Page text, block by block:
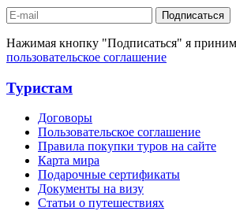
Подписаться
Нажимая кнопку "Подписаться" я
пользовательское соглашение
Туристам
Договоры
Пользовательское соглашение
Правила покупки туров на сайте
Карта мира
Подарочные сертификаты
Документы на визу
Статьи о путешествиях